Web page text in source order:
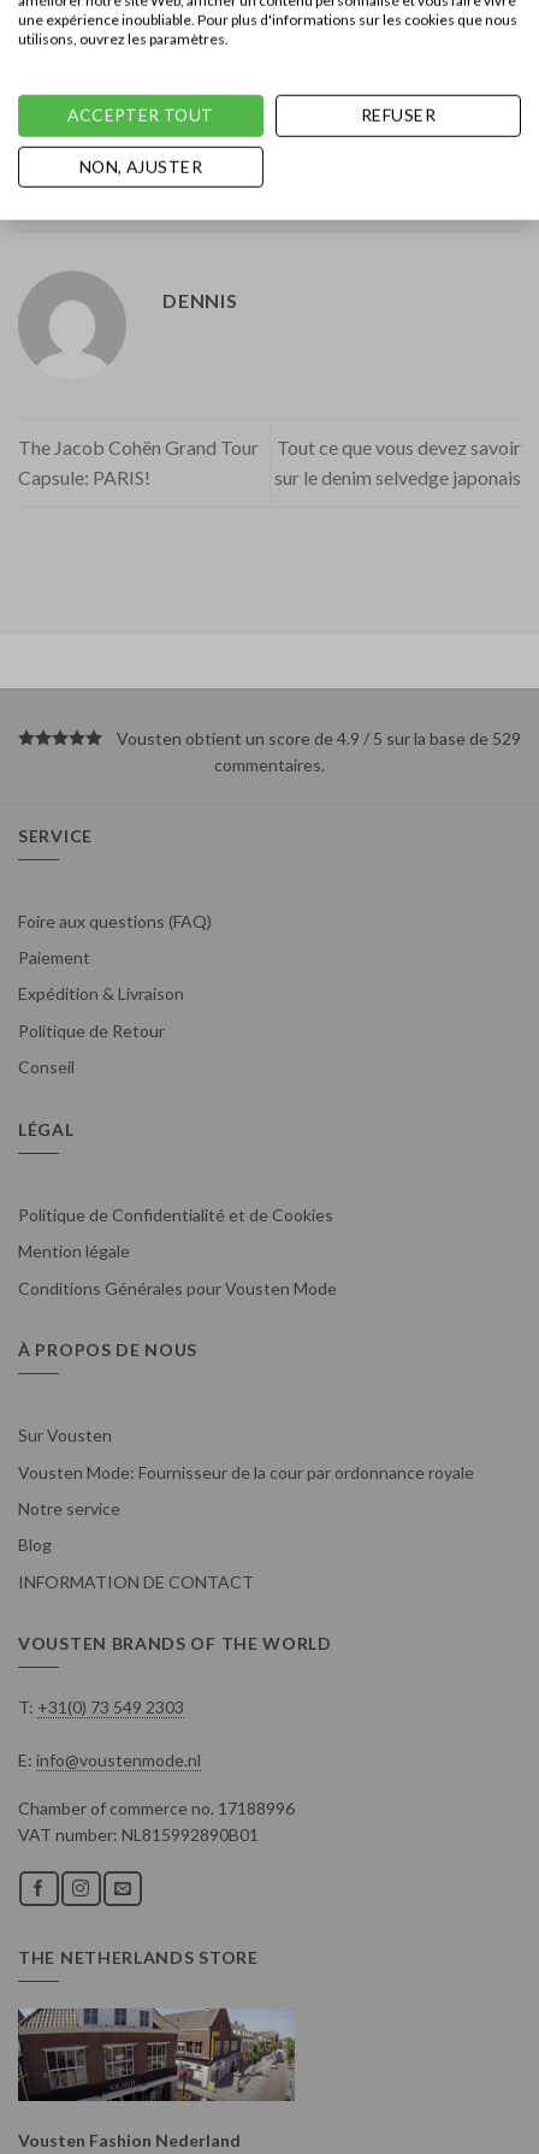
DENNIS
The Jacob Cohën Grand Tour
Capsule: PARIS!
Tout ce que vous devez savoir
sur le denim selvedge japonais
Vousten obtient un score de 4.9 / 5 sur la base de 529
commentaires.
SERVICE
Foire aux questions (FAQ)
Paiement
Expédition & Livraison
Politique de Retour
Conseil
LÉGAL
Politique de Confidentialité et de Cookies
Mention légale
Conditions Générales pour Vousten Mode
À PROPOS DE NOUS
Sur Vousten
Vousten Mode: Fournisseur de la cour par ordonnance royale
Notre service
Blog
INFORMATION DE CONTACT
VOUSTEN BRANDS OF THE WORLD
T: +31(0) 73 549 2303
E: info@voustenmode.nl
Chamber of commerce no. 17188996
VAT number: NL815992890B01
THE NETHERLANDS STORE
Vousten Fashion Nederland
une expérience inoubliable. Pour plus d'informations sur les cookies que nous
utilisons, ouvrez les paramètres.
ACCEPTER TOUT REFUSER
NON, AJUSTER